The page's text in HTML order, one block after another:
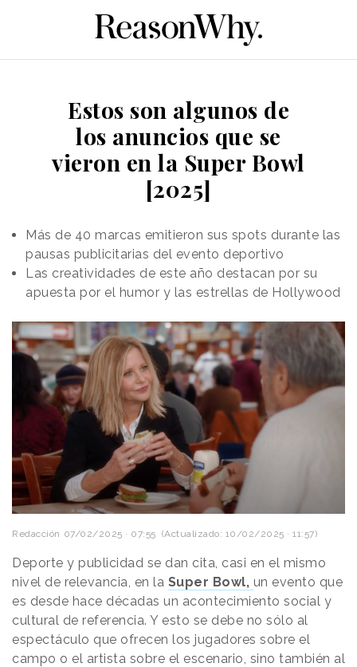
Estos son algunos de
los anuncios que se
vieron en la Super Bowl
[2025]
Más de 40 marcas emitieron sus spots durante las
pausas publicitarias del evento deportivo
Las creatividades de este año destacan por su
apuesta por el humor y las estrellas de Hollywood
Redacción 07/02/2025 · 07:55 (Actualizado: 10/02/2025 · 11:57)
Deporte y publicidad se dan cita, casi en el mismo
nivel de relevancia, en la Super Bowl, un evento que
es desde hace décadas un acontecimiento social y
cultural de referencia. Y esto se debe no sólo al
espectáculo que ofrecen los jugadores sobre el
campo o el artista sobre el escenario, sino también al